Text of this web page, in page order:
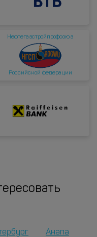
Нефтегазстройпрофсоюз
Российской федерации
Анапа